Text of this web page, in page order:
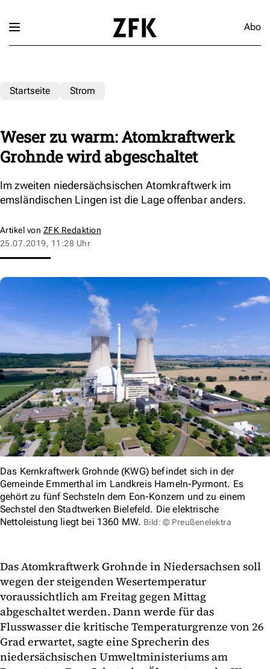
Abo
Startseite Strom
Weser zu warm: Atomkraftwerk
Grohnde wird abgeschaltet
Im zweiten niedersächsischen Atomkraftwerk im
emsländischen Lingen ist die Lage offenbar anders.
Artikel von ZFK Redaktion
25.07.2019, 11:28 Uhr
Das Kernkraftwerk Grohnde (KWG) befindet sich in der
Gemeinde Emmerthal im Landkreis Hameln-Pyrmont. Es
gehört zu fünf Sechsteln dem Eon-Konzern und zu einem
Sechstel den Stadtwerken Bielefeld. Die elektrische
Nettoleistung liegt bei 1360 MW. Bild: © Preußenelektra
Das Atomkraftwerk Grohnde in Niedersachsen soll
wegen der steigenden Wesertemperatur
voraussichtlich am Freitag gegen Mittag
abgeschaltet werden. Dann werde für das
Flusswasser die kritische Temperaturgrenze von 26
Grad erwartet, sagte eine Sprecherin des
niedersächsischen Umweltministeriums am